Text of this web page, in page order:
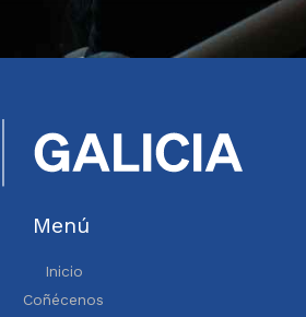
Menú
Inicio
Coñécenos